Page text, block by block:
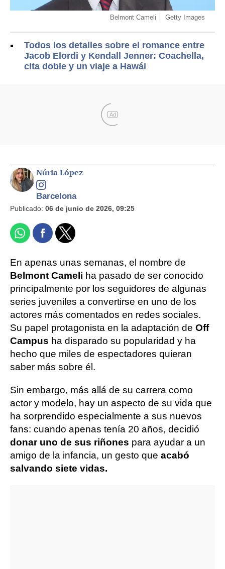
Belmont Cameli Getty Images
Todos los detalles sobre el romance entre
Jacob Elordi y Kendall Jenner: Coachella,
cita doble y un viaje a Hawái
Ad
Núria López
Barcelona
Publicado: 06 de junio de 2026, 09:25
En apenas unas semanas, el nombre de
Belmont Cameli ha pasado de ser conocido
principalmente por los seguidores de algunas
series juveniles a convertirse en uno de los
actores más comentados en redes sociales.
Su papel protagonista en la adaptación de Off
Campus ha disparado su popularidad y ha
hecho que miles de espectadores quieran
saber más sobre él.
Sin embargo, más allá de su carrera como
actor y modelo, hay un aspecto de su vida que
ha sorprendido especialmente a sus nuevos
fans: cuando apenas tenía 20 años, decidió
donar uno de sus riñones para ayudar a un
amigo de la infancia, un gesto que acabó
salvando siete vidas.